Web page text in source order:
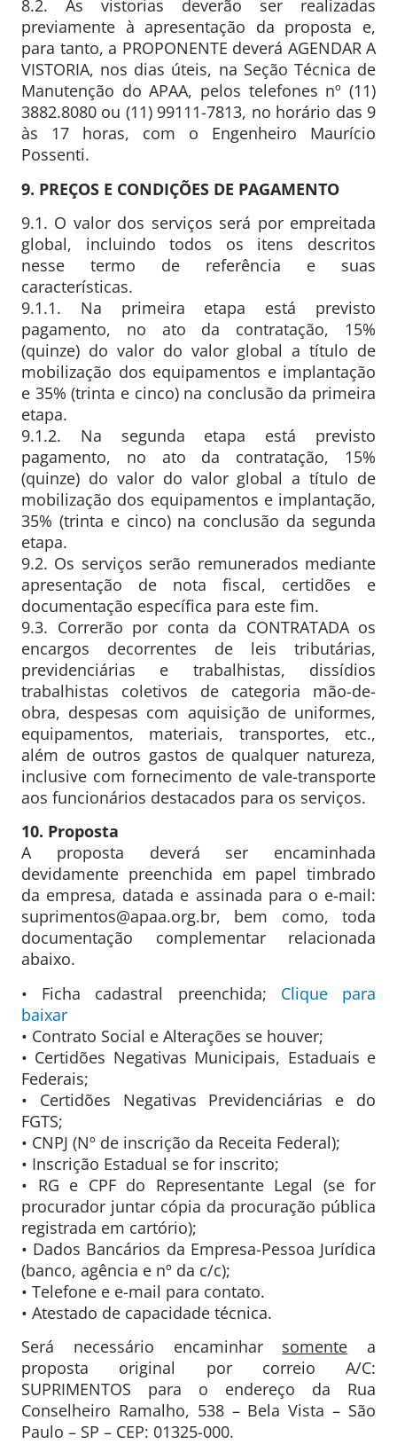
8.2. As vistorias deverão ser realizadas
previamente à apresentação da proposta e,
para tanto, a PROPONENTE deverá AGENDAR A
VISTORIA, nos dias úteis, na Seção Técnica de
Manutenção do APAA, pelos telefones nº (11)
3882.8080 ou (11) 99111-7813, no horário das 9
às 17 horas, com o Engenheiro Maurício
Possenti.
9. PREÇOS E CONDIÇÕES DE PAGAMENTO
9.1. O valor dos serviços será por empreitada
global, incluindo todos os itens descritos
nesse termo de referência e suas
características.
9.1.1. Na primeira etapa está previsto
pagamento, no ato da contratação, 15%
(quinze) do valor do valor global a título de
mobilização dos equipamentos e implantação
e 35% (trinta e cinco) na conclusão da primeira
etapa.
9.1.2. Na segunda etapa está previsto
pagamento, no ato da contratação, 15%
(quinze) do valor do valor global a título de
mobilização dos equipamentos e implantação,
35% (trinta e cinco) na conclusão da segunda
etapa.
9.2. Os serviços serão remunerados mediante
apresentação de nota fiscal, certidões e
documentação específica para este fim.
9.3. Correrão por conta da CONTRATADA os
encargos decorrentes de leis tributárias,
previdenciárias e trabalhistas, dissídios
trabalhistas coletivos de categoria mão-de-
obra, despesas com aquisição de uniformes,
equipamentos, materiais, transportes, etc.,
além de outros gastos de qualquer natureza,
inclusive com fornecimento de vale-transporte
aos funcionários destacados para os serviços.
10. Proposta
A proposta deverá ser encaminhada
devidamente preenchida em papel timbrado
da empresa, datada e assinada para o e-mail:
suprimentos@apaa.org.br, bem como, toda
documentação complementar relacionada
abaixo.
• Ficha cadastral preenchida; Clique para
baixar
• Contrato Social e Alterações se houver;
• Certidões Negativas Municipais, Estaduais e
Federais;
• Certidões Negativas Previdenciárias e do
FGTS;
• CNPJ (Nº de inscrição da Receita Federal);
• Inscrição Estadual se for inscrito;
• RG e CPF do Representante Legal (se for
procurador juntar cópia da procuração pública
registrada em cartório);
• Dados Bancários da Empresa-Pessoa Jurídica
(banco, agência e nº da c/c);
• Telefone e e-mail para contato.
• Atestado de capacidade técnica.
Será necessário encaminhar somente a
proposta original por correio A/C:
SUPRIMENTOS para o endereço da Rua
Conselheiro Ramalho, 538 – Bela Vista – São
Paulo – SP – CEP: 01325-000.